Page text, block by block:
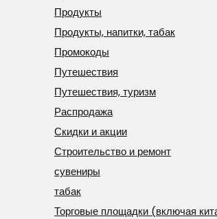
Продукты
Продукты, напитки, табак
Промокоды
Путешествия
Путешествия, туризм
Распродажа
Скидки и акции
Строительство и ремонт
сувениры
табак
Торговые площадки (включая